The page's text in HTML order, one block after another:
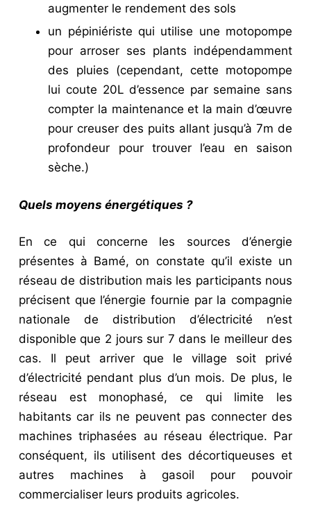
augmenter le rendement des sols
un pépiniériste qui utilise une motopompe
pour arroser ses plants indépendamment
des pluies (cependant, cette motopompe
lui coute 20L d’essence par semaine sans
compter la maintenance et la main d’œuvre
pour creuser des puits allant jusqu’à 7m de
profondeur pour trouver l’eau en saison
sèche.)
Quels moyens énergétiques ?
En ce qui concerne les sources d’énergie
présentes à Bamé, on constate qu’il existe un
réseau de distribution mais les participants nous
précisent que l’énergie fournie par la compagnie
nationale de distribution d’électricité n’est
disponible que 2 jours sur 7 dans le meilleur des
cas. Il peut arriver que le village soit privé
d’électricité pendant plus d’un mois. De plus, le
réseau est monophasé, ce qui limite les
habitants car ils ne peuvent pas connecter des
machines triphasées au réseau électrique. Par
conséquent, ils utilisent des décortiqueuses et
autres machines à gasoil pour pouvoir
commercialiser leurs produits agricoles.